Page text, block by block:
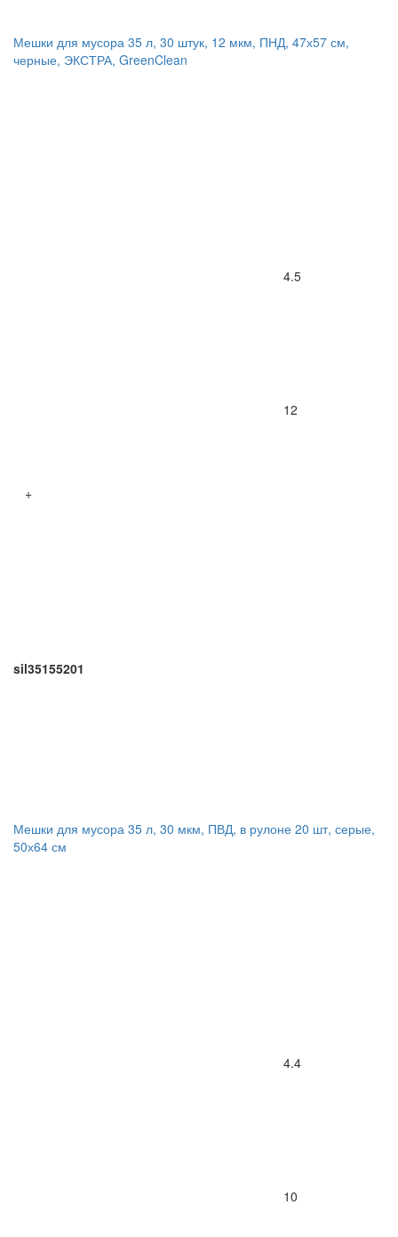
Мешки для мусора 35 л, 30 штук, 12 мкм, ПНД, 47х57 см,
черные, ЭКСТРА, GreenClean
4.5
12
+
sil35155201
Мешки для мусора 35 л, 30 мкм, ПВД, в рулоне 20 шт, серые,
50х64 см
4.4
10